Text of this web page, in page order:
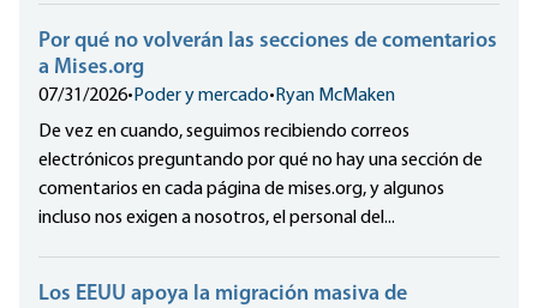
Por qué no volverán las secciones de comentarios
a Mises.org
07/31/2026• Poder y mercado• Ryan McMaken
De vez en cuando, seguimos recibiendo correos
electrónicos preguntando por qué no hay una sección de
comentarios en cada página de mises.org, y algunos
incluso nos exigen a nosotros, el personal del...
Los EEUU apoya la migración masiva de